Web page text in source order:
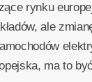
rynku
ale
ma to